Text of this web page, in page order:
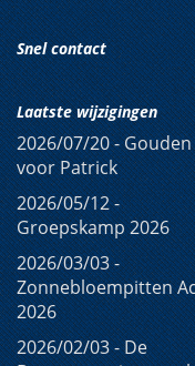
Snel contact
Laatste wijzigingen
2026/07/20 -
voor Patrick
2026/05/12 -
Groepskamp 2026
2026/03/03 -
Zonnebloempitten
2026
2026/02/03 -De